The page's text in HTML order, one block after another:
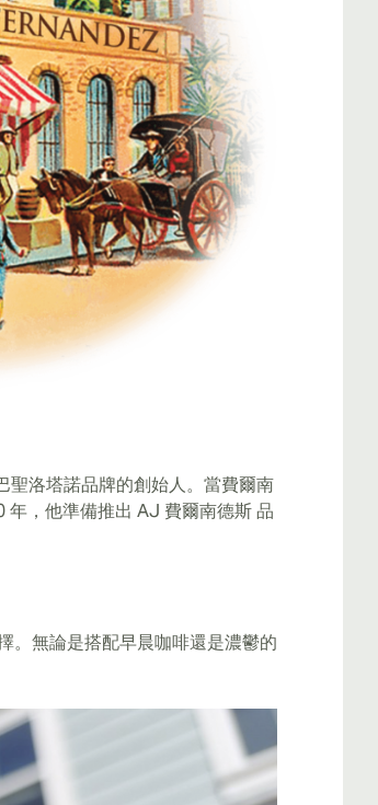
聖洛塔諾品牌的創始人。當費爾南
，他準備推出 AJ 費爾南德斯 品
。無論是搭配早晨咖啡還是濃鬱的